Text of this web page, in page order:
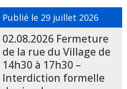
Publié le 29 juillet 2026
02.08.2026 Fermeture
de la rue du Village de
14h30 à 17h30 –
Interdiction formelle